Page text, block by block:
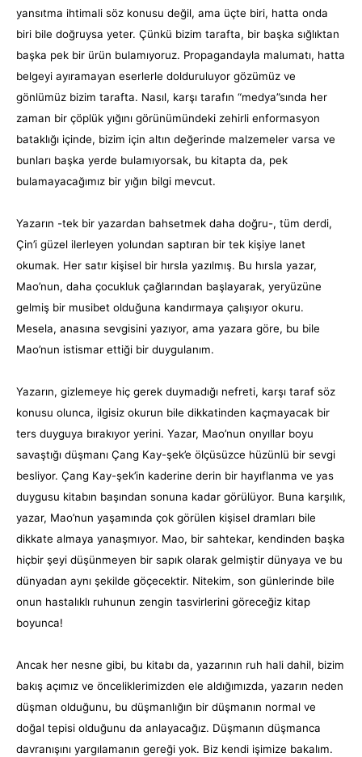
yansıtma ihtimali söz konusu değil, ama üçte biri, hatta onda
biri bile doğruysa yeter. Çünkü bizim tarafta, bir başka sığlıktan
başka pek bir ürün bulamıyoruz. Propagandayla malumatı, hatta
belgeyi ayıramayan eserlerle dolduruluyor gözümüz ve
gönlümüz bizim tarafta. Nasıl, karşı tarafın “medya”sında her
zaman bir çöplük yığını görünümündeki zehirli enformasyon
bataklığı içinde, bizim için altın değerinde malzemeler varsa ve
bunları başka yerde bulamıyorsak, bu kitapta da, pek
bulamayacağımız bir yığın bilgi mevcut.
Yazarın -tek bir yazardan bahsetmek daha doğru-, tüm derdi,
Çin’i güzel ilerleyen yolundan saptıran bir tek kişiye lanet
okumak. Her satır kişisel bir hırsla yazılmış. Bu hırsla yazar,
Mao’nun, daha çocukluk çağlarından başlayarak, yeryüzüne
gelmiş bir musibet olduğuna kandırmaya çalışıyor okuru.
Mesela, anasına sevgisini yazıyor, ama yazara göre, bu bile
Mao’nun istismar ettiği bir duygulanım.
Yazarın, gizlemeye hiç gerek duymadığı nefreti, karşı taraf söz
konusu olunca, ilgisiz okurun bile dikkatinden kaçmayacak bir
ters duyguya bırakıyor yerini. Yazar, Mao’nun onyıllar boyu
savaştığı düşmanı Çang Kay-şek’e ölçüsüzce hüzünlü bir sevgi
besliyor. Çang Kay-şek’in kaderine derin bir hayıflanma ve yas
duygusu kitabın başından sonuna kadar görülüyor. Buna karşılık,
yazar, Mao’nun yaşamında çok görülen kişisel dramları bile
dikkate almaya yanaşmıyor. Mao, bir sahtekar, kendinden başka
hiçbir şeyi düşünmeyen bir sapık olarak gelmiştir dünyaya ve bu
dünyadan aynı şekilde göçecektir. Nitekim, son günlerinde bile
onun hastalıklı ruhunun zengin tasvirlerini göreceğiz kitap
boyunca!
Ancak her nesne gibi, bu kitabı da, yazarının ruh hali dahil, bizim
bakış açımız ve önceliklerimizden ele aldığımızda, yazarın neden
düşman olduğunu, bu düşmanlığın bir düşmanın normal ve
doğal tepisi olduğunu da anlayacağız. Düşmanın düşmanca
davranışını yargılamanın gereği yok. Biz kendi işimize bakalım.